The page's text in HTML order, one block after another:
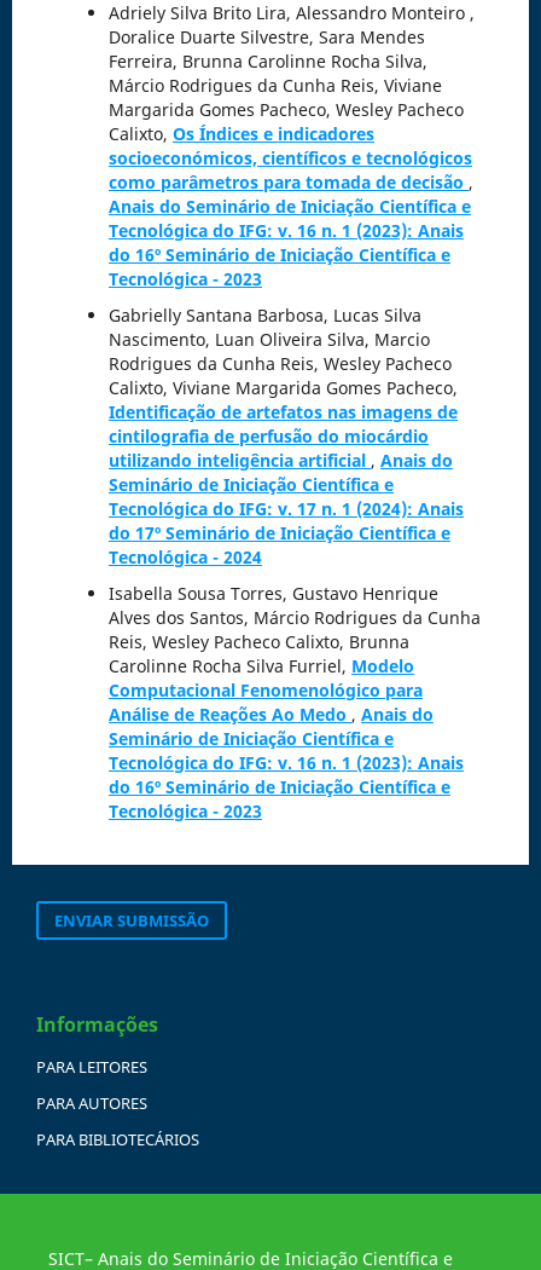
Adriely Silva Brito Lira, Alessandro Monteiro ,
Doralice Duarte Silvestre, Sara Mendes
Ferreira, Brunna Carolinne Rocha Silva,
Márcio Rodrigues da Cunha Reis, Viviane
Margarida Gomes Pacheco, Wesley Pacheco
Calixto, Os Índices e indicadores
socioeconómicos, científicos e tecnológicos
como parâmetros para tomada de decisão ,
Anais do Seminário de Iniciação Científica e
Tecnológica do IFG: v. 16 n. 1 (2023): Anais
do 16º Seminário de Iniciação Científica e
Tecnológica - 2023
Gabrielly Santana Barbosa, Lucas Silva
Nascimento, Luan Oliveira Silva, Marcio
Rodrigues da Cunha Reis, Wesley Pacheco
Calixto, Viviane Margarida Gomes Pacheco,
Identificação de artefatos nas imagens de
cintilografia de perfusão do miocárdio
utilizando inteligência artificial , Anais do
Seminário de Iniciação Científica e
Tecnológica do IFG: v. 17 n. 1 (2024): Anais
do 17º Seminário de Iniciação Científica e
Tecnológica - 2024
Isabella Sousa Torres, Gustavo Henrique
Alves dos Santos, Márcio Rodrigues da Cunha
Reis, Wesley Pacheco Calixto, Brunna
Carolinne Rocha Silva Furriel, Modelo
Computacional Fenomenológico para
Análise de Reações Ao Medo , Anais do
Seminário de Iniciação Científica e
Tecnológica do IFG: v. 16 n. 1 (2023): Anais
do 16º Seminário de Iniciação Científica e
Tecnológica - 2023
ENVIAR SUBMISSÃO
Informações
PARA LEITORES
PARA AUTORES
PARA BIBLIOTECÁRIOS
SICT– Anais do Seminário de Iniciação Científica e